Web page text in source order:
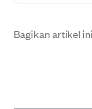
Bagikan artikel ini